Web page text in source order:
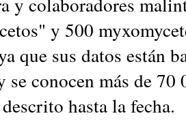
y 500
que sus datos están
se conocen más de
hasta la fecha.